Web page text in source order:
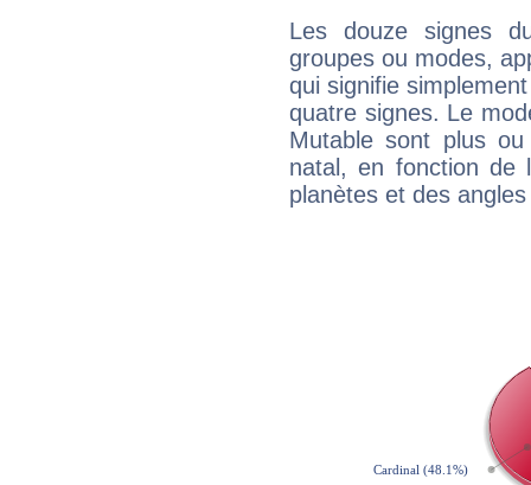
Les douze signes
groupes ou modes,
qui signifie
quatre signes. Le
Mutable sont plus
natal, en fonction de
planètes et des